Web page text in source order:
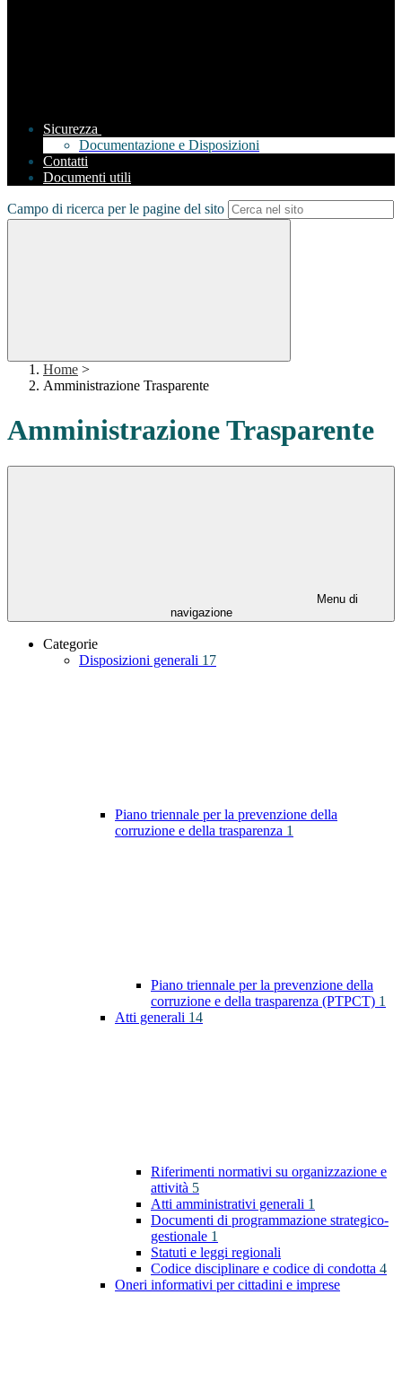
Sicurezza
Documentazione e Disposizioni
Contatti
Documenti utili
Campo di ricerca per le pagine del sito
Home >
Amministrazione Trasparente
Amministrazione Trasparente
Menu di
navigazione
Categorie
Disposizioni generali 17
Piano triennale per la prevenzione della
corruzione e della trasparenza 1
Piano triennale per la prevenzione della
corruzione e della trasparenza (PTPCT) 1
Atti generali 14
Riferimenti normativi su organizzazione e
attività 5
Atti amministrativi generali 1
Documenti di programmazione strategico-
gestionale 1
Statuti e leggi regionali
Codice disciplinare e codice di condotta 4
Oneri informativi per cittadini e imprese